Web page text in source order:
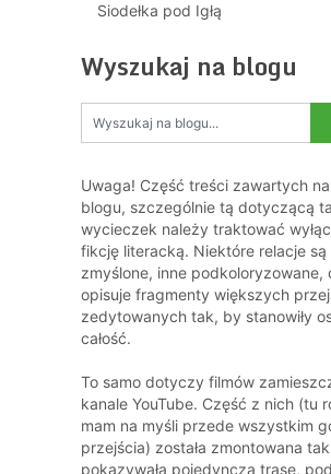
Siodełka pod Igłą
Wyszukaj na blogu
Uwaga! Część treści zawartych
blogu, szczególnie tą dotyczącą
wycieczek należy traktować
fikcję literacką. Niektóre relacje są
zmyślone, inne podkoloryzowane,
opisuje fragmenty większych
zedytowanych tak, by stanowiły
całość.
To samo dotyczy filmów
kanale YouTube. Część z nich (tu
mam na myśli przede wszystkim
przejścia) została zmontowana
pokazywała pojedynczą trasę,